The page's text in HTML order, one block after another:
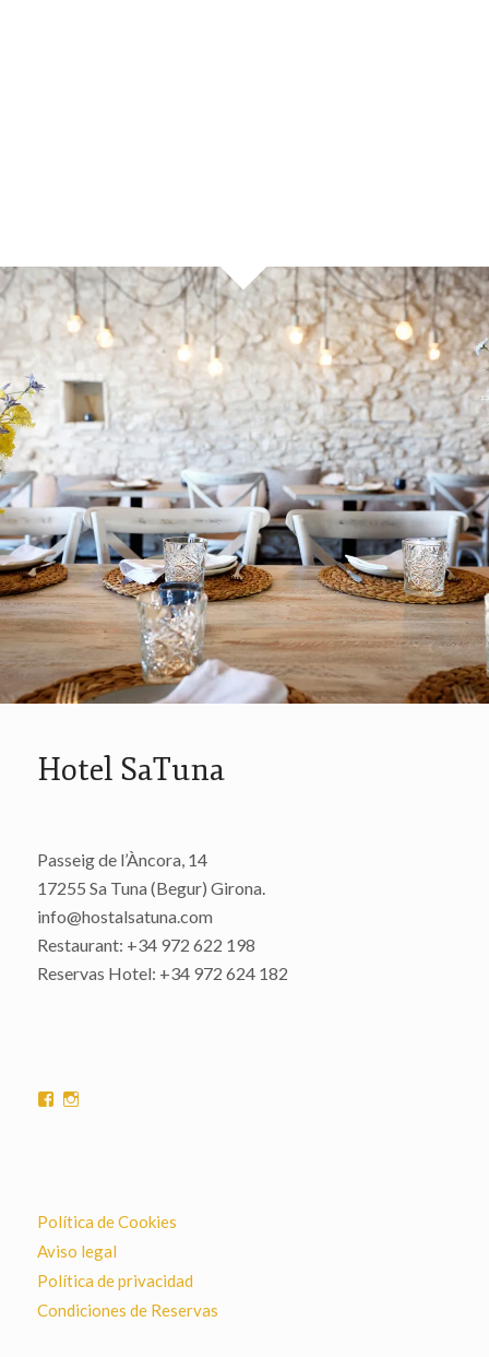
Hotel SaTuna
Passeig de l’Àncora, 14
17255 Sa Tuna (Begur) Girona.
info@hostalsatuna.com
Restaurant: +34 972 622 198
Reservas Hotel: +34 972 624 182
Ver
Política de Cookies
Aviso legal
Política de privacidad
Condiciones de Reservas